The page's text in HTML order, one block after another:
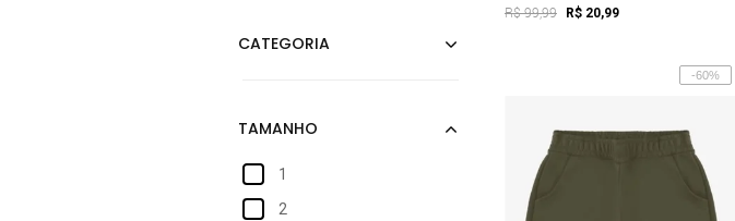
1
2
R$ 99,99 R$ 20,99
-60%